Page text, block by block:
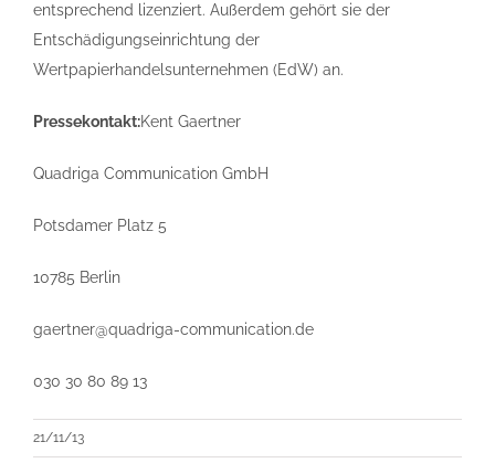
entsprechend lizenziert. Außerdem gehört sie der
Entschädigungseinrichtung der
Wertpapierhandelsunternehmen (EdW) an.
Pressekontakt:Kent Gaertner
Quadriga Communication GmbH
Potsdamer Platz 5
10785 Berlin
gaertner@quadriga-communication.de
030 30 80 89 13
21/11/13